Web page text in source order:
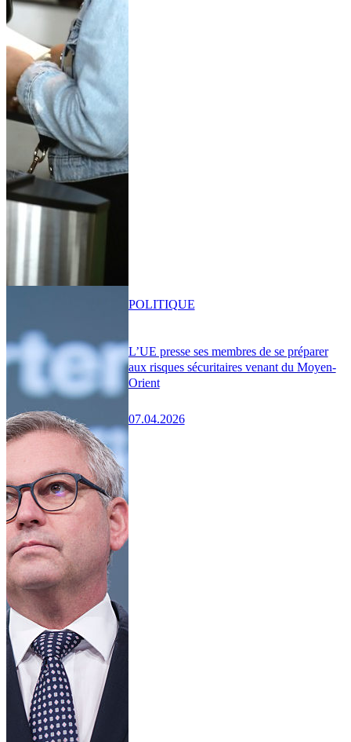
L’UE presse ses membres de se préparer
aux risques sécuritaires venant du Moyen-
Orient
07.04.2026
POLITIQUE